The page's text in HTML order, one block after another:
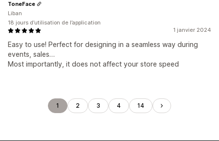
1 janvier 2024
Easy to use! Perfect for designing in a seamless way during
events, sales…
Most importantly, it does not affect your store speed
ToneFace
Liban
18 jours d’utilisation de l’application
1 2 3 4 14